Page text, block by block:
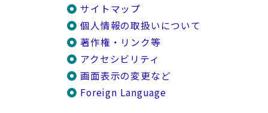
サイトマップ
個人情報の取扱いについて
著作権・リンク等
アクセシビリティ
画面表示の変更など
Foreign Language